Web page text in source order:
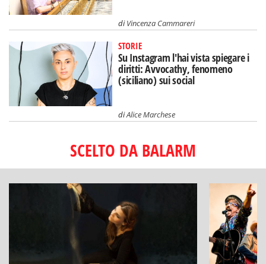
diVincenza Cammareri
STORIE
Su Instagram l'hai vista spiegare i
diritti: Avvocathy, fenomeno
(siciliano) sui social
diAlice Marchese
SCELTO DA BALARM